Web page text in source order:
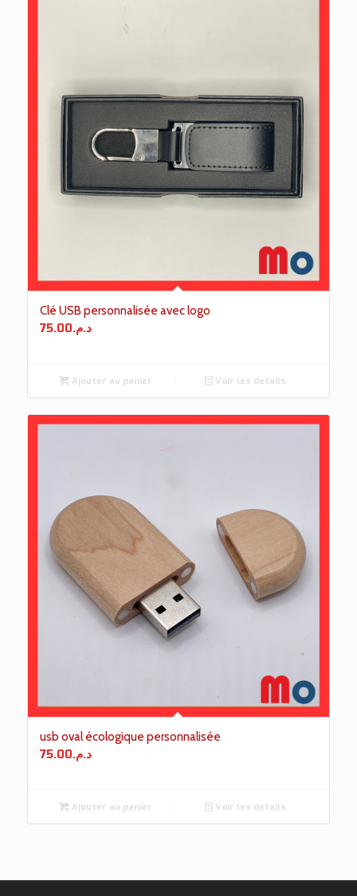
Clé USB personnalisée avec logo
د.م.75.00
Ajouter au panier Voir les détails
usb oval écologique personnalisée
د.م.75.00
Ajouter au panier Voir les détails